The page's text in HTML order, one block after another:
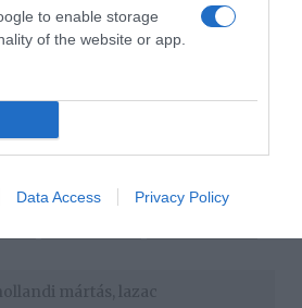
to enable storage
of the website or app.
Data Access Privacy Policy
nem bonyolult konyhai
hollandi mártás lazac